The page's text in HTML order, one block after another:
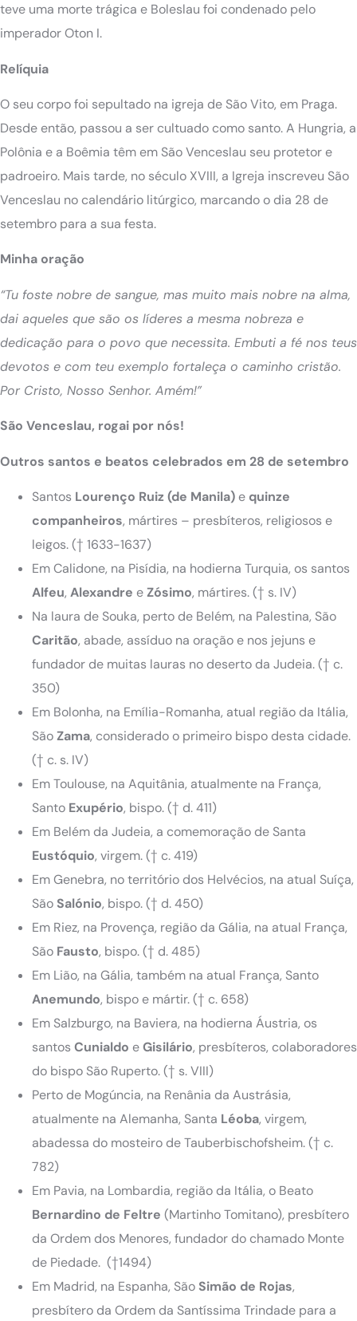
teve uma morte trágica e Boleslau foi condenado pelo
imperador Oton I.
Relíquia
O seu corpo foi sepultado na igreja de São Vito, em Praga.
Desde então, passou a ser cultuado como santo. A Hungria, a
Polônia e a Boêmia têm em São Venceslau seu protetor e
padroeiro. Mais tarde, no século XVIII, a Igreja inscreveu São
Venceslau no calendário litúrgico, marcando o dia 28 de
setembro para a sua festa.
Minha oração
“Tu foste nobre de sangue, mas muito mais nobre na alma,
dai aqueles que são os líderes a mesma nobreza e
dedicação para o povo que necessita. Embuti a fé nos teus
devotos e com teu exemplo fortaleça o caminho cristão.
Por Cristo, Nosso Senhor. Amém!”
São Venceslau, rogai por nós!
Outros santos e beatos celebrados em 28 de setembro
Santos Lourenço Ruiz (de Manila) e quinze
companheiros, mártires – presbíteros, religiosos e
leigos. († 1633-1637)
Em Calidone, na Pisídia, na hodierna Turquia, os santos
Alfeu, Alexandre eZósimo, mártires. († s. IV)
Na laura de Souka, perto de Belém, na Palestina, São
Caritão, abade, assíduo na oração e nos jejuns e
fundador de muitas lauras no deserto da Judeia. († c.
350)
Em Bolonha, na Emília-Romanha, atual região da Itália,
SãoZama, considerado o primeiro bispo desta cidade.
(† c. s. IV)
Em Toulouse, na Aquitânia, atualmente na França,
Santo Exupério, bispo. († d. 411)
Em Belém da Judeia, a comemoração de Santa
Eustóquio, virgem. († c. 419)
Em Genebra, no território dos Helvécios, na atual Suíça,
São Salónio, bispo. († d. 450)
Em Riez, na Provença, região da Gália, na atual França,
São Fausto, bispo. († d. 485)
Em Lião, na Gália, também na atual França, Santo
Anemundo, bispo e mártir. († c. 658)
Em Salzburgo, na Baviera, na hodierna Áustria, os
santos Cunialdo eGisilário, presbíteros, colaboradores
do bispo São Ruperto. († s. VIII)
Perto de Mogúncia, na Renânia da Austrásia,
atualmente na Alemanha, Santa Léoba, virgem,
abadessa do mosteiro de Tauberbischofsheim. († c.
782)
Em Pavia, na Lombardia, região da Itália, o Beato
Bernardino de Feltre (Martinho Tomitano), presbítero
da Ordem dos Menores, fundador do chamado Monte
de Piedade. (†1494)
Em Madrid, na Espanha, São Simão de Rojas,
presbítero da Ordem da Santíssima Trindade para a